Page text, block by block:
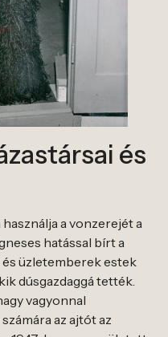
és
a vonzerejét a
hatással bírt a
üzletemberek estek
dúsgazdaggá tették.
vagyonnal
az ajtót az